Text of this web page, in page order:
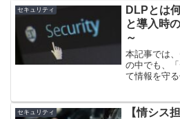
策」の考え
を集めてい
セキュリティ
DLPとは
と導入時
～
本記事では
の中でも、
て情報を守
ントについ
セキュリティ
【情シス